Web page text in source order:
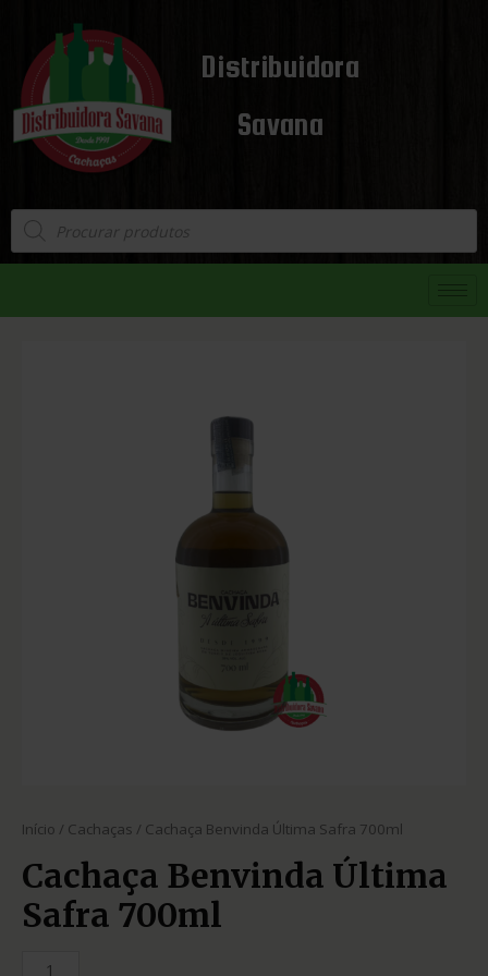
Distribuidora
Savana
Início / Cachaças / Cachaça Benvinda Última Safra 700ml
Cachaça Benvinda Última
Safra 700ml